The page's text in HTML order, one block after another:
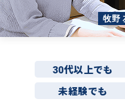
牧野
30代以上でも
未経験でも